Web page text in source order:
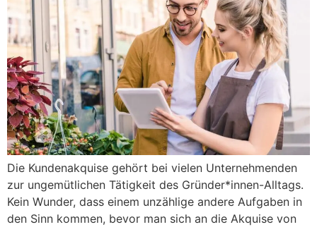
Die Kundenakquise gehört bei vielen Unternehmenden
zur ungemütlichen Tätigkeit des Gründer*innen-Alltags.
Kein Wunder, dass einem unzählige andere Aufgaben in
den Sinn kommen, bevor man sich an die Akquise von